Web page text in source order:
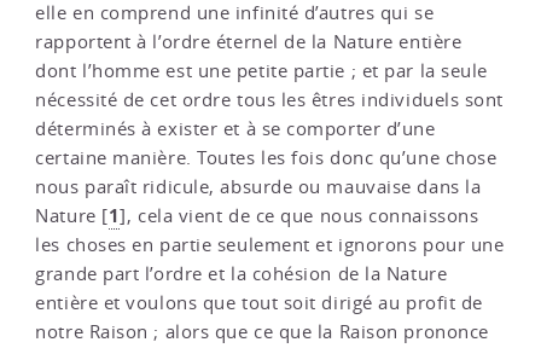
elle en comprend une infinité d’autres qui se
rapportent à l’ordre éternel de la Nature entière
dont l’homme est une petite partie ; et par la seule
nécessité de cet ordre tous les êtres individuels sont
déterminés à exister et à se comporter d’une
certaine manière. Toutes les fois donc qu’une chose
nous paraît ridicule, absurde ou mauvaise dans la
Nature [1], cela vient de ce que nous connaissons
les choses en partie seulement et ignorons pour une
grande part l’ordre et la cohésion de la Nature
entière et voulons que tout soit dirigé au profit de
notre Raison ; alors que ce que la Raison prononce